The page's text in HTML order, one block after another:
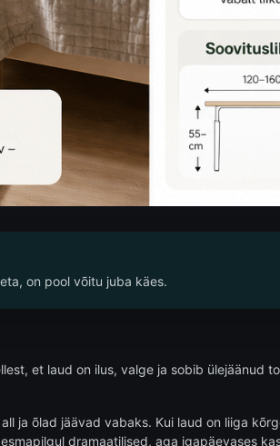
on pool võitu juba käes.
et laud on ilus, valge ja sobib ülejäänud
ja õlad jäävad vabaks. Kui laud on liiga
dramaatilised, aga igapäevases